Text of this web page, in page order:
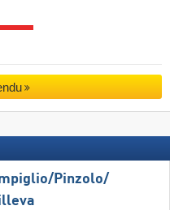
​Pinzolo/​